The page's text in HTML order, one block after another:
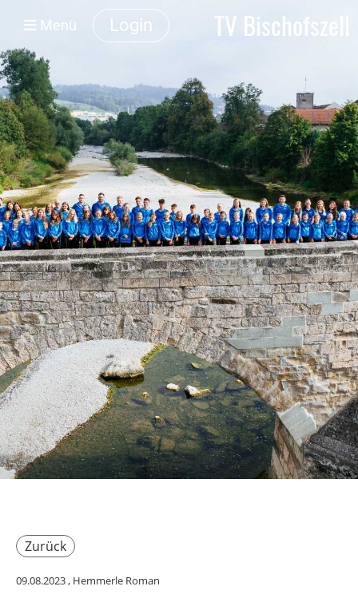
TV Bischofszell
Login
Menü
Zurück
09.08.2023, Hemmerle Roman